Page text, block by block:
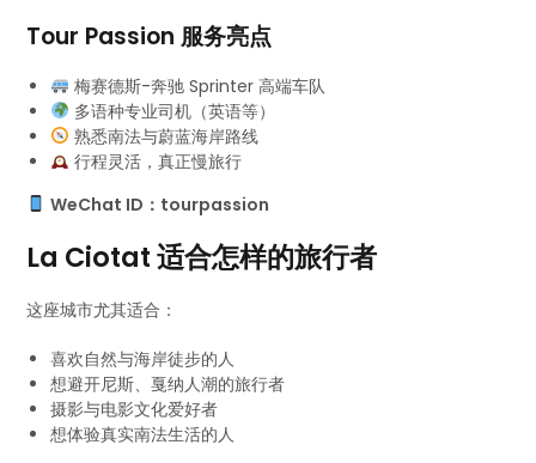
Tour Passion 服务亮点
梅赛德斯-奔驰 Sprinter 高端车队
多语种专业司机（英语等）
熟悉南法与蔚蓝海岸路线
行程灵活，真正慢旅行
WeChat ID：tourpassion
La Ciotat 适合怎样的旅行者
这座城市尤其适合：
喜欢自然与海岸徒步的人
想避开尼斯、戛纳人潮的旅行者
摄影与电影文化爱好者
想体验真实南法生活的人